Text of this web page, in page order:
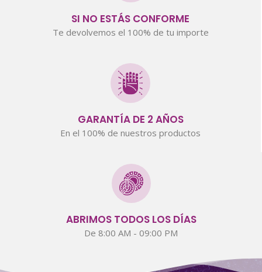
SI NO ESTÁS CONFORME
Te devolvemos el 100% de tu importe
GARANTÍA DE 2 AÑOS
En el 100% de nuestros productos
ABRIMOS TODOS LOS DÍAS
De 8:00 AM - 09:00 PM